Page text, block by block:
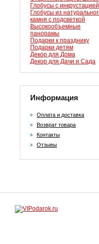
Глобусы с инкрустацией
Глобусы из
камня с подсветкой
Высокообъемные
панорамы
Подарки к празднику
Подарки детям
Декор для Дома
Декор для Дачи и Сада
Информация
Оплата и доставка
Возврат товара
Контакты
Отзывы